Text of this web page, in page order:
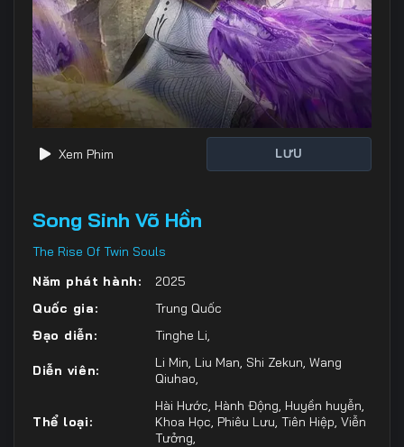
Xem Phim LƯU
Song Sinh Võ Hồn
The Rise Of Twin Souls
Năm phát hành:
2025
Quốc gia:
Trung Quốc
Đạo diễn:
Tinghe Li,
Diễn viên: Li Min, Liu Man, Shi Zekun, Wang
Qiuhao,
Thể loại:
Hài Hước, Hành Động, Huyền huyễn,
Khoa Học, Phiêu Lưu, Tiên Hiệp, Viễn
Tưởng,